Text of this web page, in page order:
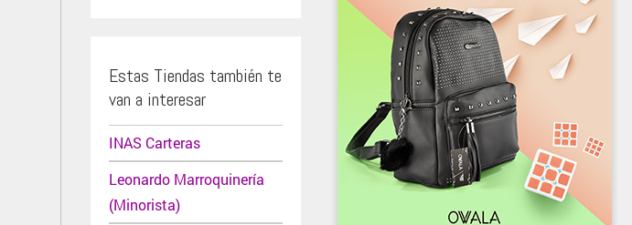
Estas Tiendas también te
van a interesar
INAS Carteras
Leonardo Marroquinería
(Minorista)